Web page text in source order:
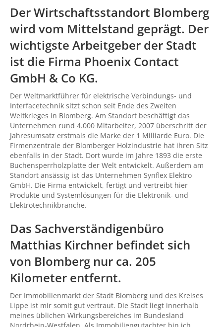
Der Wirtschaftsstandort Blomberg
wird vom Mittelstand geprägt. Der
wichtigste Arbeitgeber der Stadt
ist die Firma Phoenix Contact
GmbH & Co KG.
Der Weltmarktführer für elektrische Verbindungs- und
Interfacetechnik sitzt schon seit Ende des Zweiten
Weltkrieges in Blomberg. Am Standort beschäftigt das
Unternehmen rund 4.000 Mitarbeiter, 2007 überschritt der
Jahresumsatz erstmals die Marke der 1 Milliarde Euro. Die
Firmenzentrale der Blomberger Holzindustrie hat ihren Sitz
ebenfalls in der Stadt. Dort wurde im Jahre 1893 die erste
Buchensperrholzplatte der Welt entwickelt. Außerdem am
Standort ansässig ist das Unternehmen Synflex Elektro
GmbH. Die Firma entwickelt, fertigt und vertreibt hier
Produkte und Systemlösungen für die Elektronik- und
Elektrotechnikbranche.
Das Sachverständigenbüro
Matthias Kirchner befindet sich
von Blomberg nur ca. 205
Kilometer entfernt.
Der Immobilienmarkt der Stadt Blomberg und des Kreises
Lippe ist mir somit gut vertraut. Die Stadt liegt innerhalb
meines üblichen Wirkungsbereiches im Bundesland